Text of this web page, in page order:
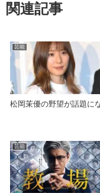
関連記事
芸能
松岡茉優の野望が話題に
芸能